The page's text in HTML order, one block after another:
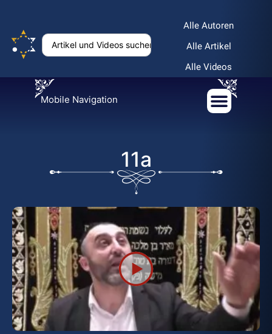
Alle Autoren
Alle Artikel
Alle Videos
Mobile Navigation
11a